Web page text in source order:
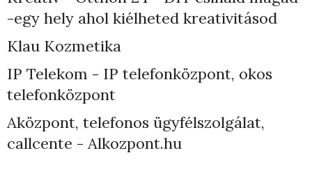
-egy hely ahol kiélheted kreativitásod
Klau Kozmetika
IP Telekom - IP telefonközpont, okos
telefonközpont
Aközpont, telefonos ügyfélszolgálat,
callcente - Alkozpont.hu